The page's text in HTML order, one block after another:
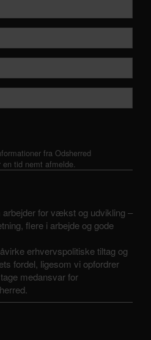
fra Odsherred
en tid nemt afmelde.
for vækst og udvikling –
flere i arbejde og gode
erhvervspolitiske tiltag og
fordel, ligesom vi opfordrer
medansvar for